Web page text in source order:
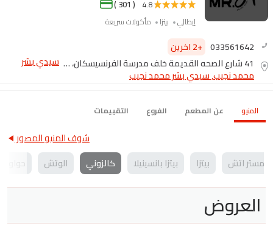
4.8
( 301 )
إيطالي بيتزا مأكولات سريعة
033561642 +2 اخرين
41 شارع الصحه القديمة خلف مدرسة الفرنسيسكان، خالد ابن الوليد (توصيل فقط) سيدي بشر
محمد نجيب, سيدي بشر محمد نجيب
المنيو عن المطعم الفروع التقييمات
شوف المنيو المصور
مستر اتش بيتزا بيتزا بانسينيلا كالزوني الوتش
العروض